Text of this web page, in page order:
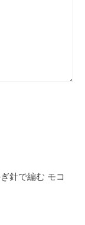
針で編む モコ